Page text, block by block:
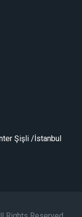
Şişli /İstanbul